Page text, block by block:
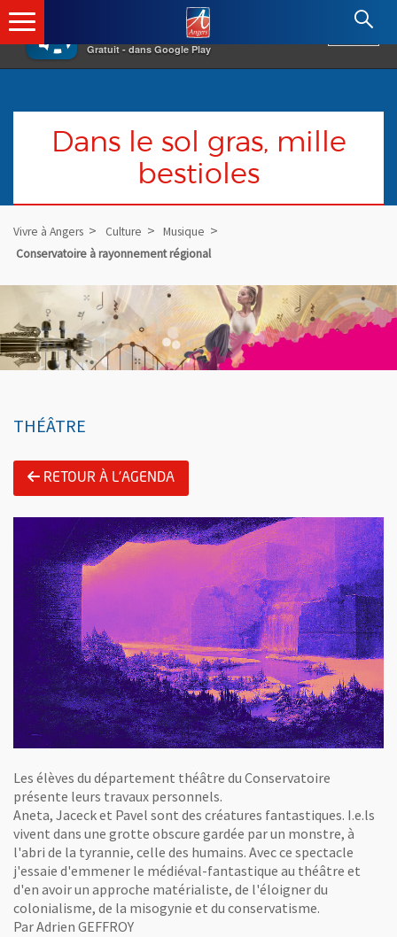
×
Gratuit - dans Google Play
Angers.fr : Retour à l'accueil
Dans le sol gras, mille
bestioles
Vivre à Angers Culture
Musique
Conservatoire à rayonnement régional
THÉÂTRE
RETOUR À L'AGENDA
Les élèves du département théâtre du Conservatoire
présente leurs travaux personnels.
Aneta, Jaceck et Pavel sont des créatures fantastiques. I.e.ls
vivent dans une grotte obscure gardée par un monstre, à
l'abri de la tyrannie, celle des humains. Avec ce spectacle
j'essaie d'emmener le médiéval-fantastique au théâtre et
d'en avoir un approche matérialiste, de l'éloigner du
colonialisme, de la misogynie et du conservatisme.
Par Adrien GEFFROY